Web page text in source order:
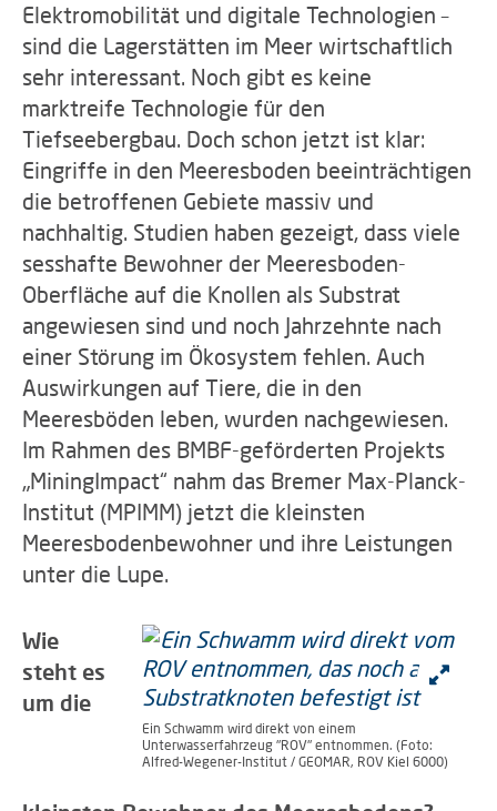
Elektromobilität und digitale Technologien –
sind die Lagerstätten im Meer wirtschaftlich
sehr interessant. Noch gibt es keine
marktreife Technologie für den
Tiefseebergbau. Doch schon jetzt ist klar:
Eingriffe in den Meeresboden beeinträchtigen
die betroffenen Gebiete massiv und
nachhaltig. Studien haben gezeigt, dass viele
sesshafte Bewohner der Meeresboden-
Oberfläche auf die Knollen als Substrat
angewiesen sind und noch Jahrzehnte nach
einer Störung im Ökosystem fehlen. Auch
Auswirkungen auf Tiere, die in den
Meeresböden leben, wurden nachgewiesen.
Im Rahmen des BMBF-geförderten Projekts
„MiningImpact“ nahm das Bremer Max-Planck-
Institut (MPIMM) jetzt die kleinsten
Meeresbodenbewohner und ihre Leistungen
unter die Lupe.
Ein Schwamm wird direkt von einem
Unterwasserfahrzeug "ROV" entnommen. (Foto:
Alfred-Wegener-Institut / GEOMAR, ROV Kiel 6000)
Wie
steht es
um die